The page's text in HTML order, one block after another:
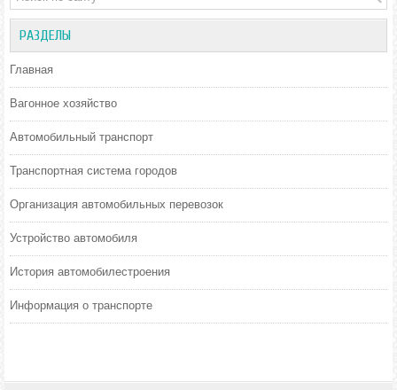
РАЗДЕЛЫ
Главная
Вагонное хозяйство
Автомобильный транспорт
Транспортная система городов
Организация автомобильных перевозок
Устройство автомобиля
История автомобилестроения
Информация о транспорте